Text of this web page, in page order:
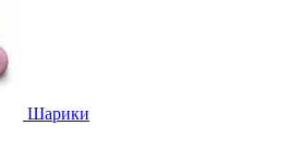
Шарики